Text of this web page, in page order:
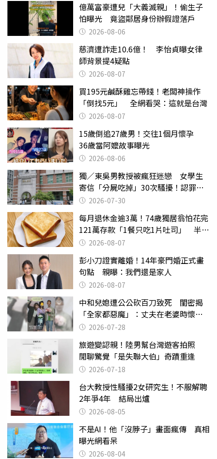
億萬富豪遭兒「大義滅親」！偷生子
怕曝光 竟盜鄰居身份辦假證落戶
2026-08-06
慈濟遭詐走10.6億！ 李怡貞曝女律
師背景提4疑點
2026-08-07
買195元鹹酥雞忘帶錢！老闆神操作
「倒找5元」 全網看哭：這就是台灣
2026-08-07
15歲倒追27歲男！交往1個月懷孕
36歲當阿嬤故事曝光
2026-08-06
獨／東吳男教授被瘋狂迷戀 女學生
寄信「分屍吃掉」30次騷擾！認罪免
關 2026-07-30
每月退休金逾3萬！74歲獨居翁怕花完
121萬存款「1餐只吃1片吐司」 半年
後暴瘦嚇壞女兒
2026-08-07
彭小刀證實離婚！14年豪門婚正式畫
句點 親曝：我們還是家人
2026-08-07
中和兒媳遭公公砍百刀致死 閨密揭
「全家都惡魔」：丈夫在老婆時懷孕
摔東西
2026-07-28
旅遊變認親！陸男幫台灣遊客拍照
閒聊驚覺「是失聯大伯」奇蹟重逢
2026-07-18
台大教授性騷擾2女研究生！不服解聘
2年爭4年 結局出爐
2026-08-05
不是AI！他「沒脖子」畫面瘋傳 真相
曝光網看呆
2026-08-04